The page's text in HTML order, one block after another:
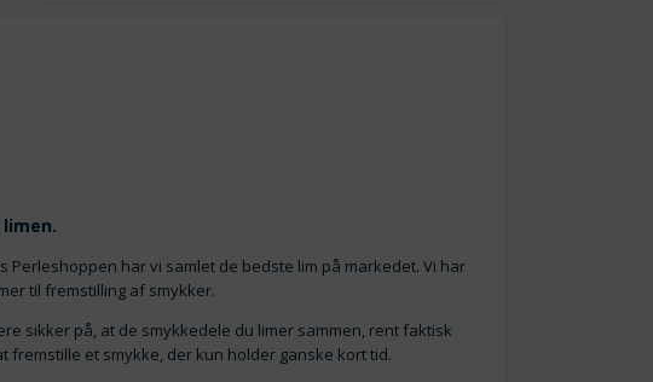
Perleshoppen har vi samlet de bedste lim på markedet. Vi har
til fremstilling af smykker.
sikker på, at de smykkedele du limer sammen, rent faktisk
fremstille et smykke, der kun holder ganske kort tid.